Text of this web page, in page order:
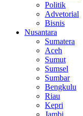
Politik
Advetorial
Bisnis
Nusantara
Sumatera
Aceh
Sumut
Sumsel
Sumbar
Bengkulu
Riau
Kepri
Jambi